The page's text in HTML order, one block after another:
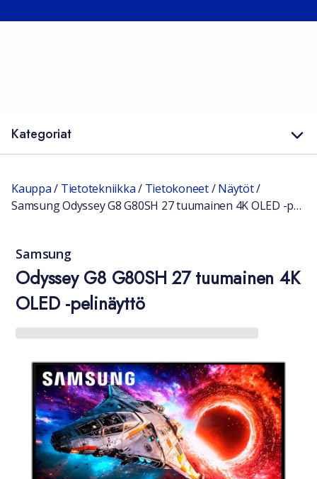
Kategoriat
Kauppa/ Tietotekniikka/ Tietokoneet/Näytöt/
Samsung Odyssey G8 G80SH 27 tuumainen 4K OLED -pelinäyttö
Samsung
Odyssey G8 G80SH 27 tuumainen 4K
OLED -pelinäyttö